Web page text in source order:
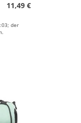
11,49 €
der